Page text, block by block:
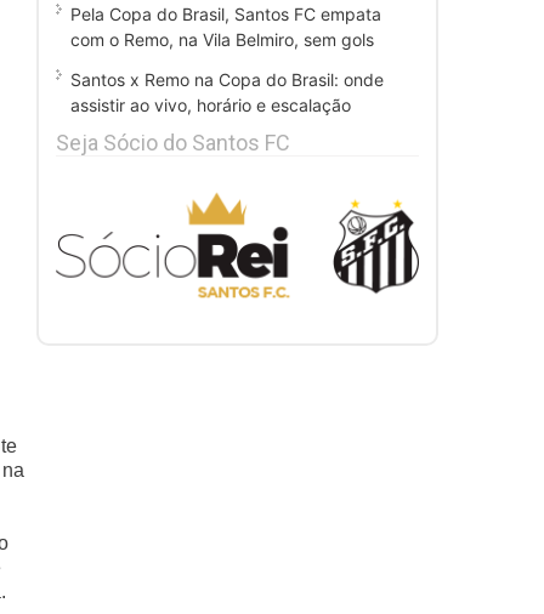
Pela Copa do Brasil, Santos FC empata
com o Remo, na Vila Belmiro, sem gols
Santos x Remo na Copa do Brasil: onde
assistir ao vivo, horário e escalação
Seja Sócio do Santos FC